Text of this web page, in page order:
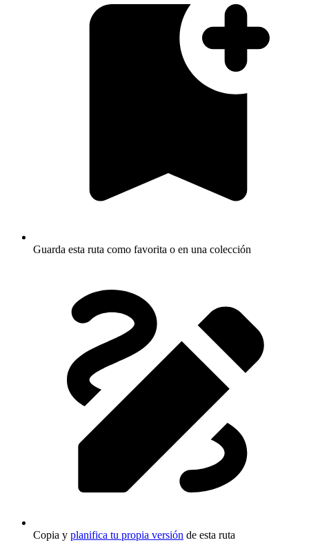
Guarda esta ruta como favorita o en una colección
Copia y planifica tu propia versión de esta ruta